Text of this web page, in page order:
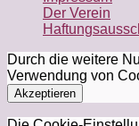
Der Verein
Durch die weitere
Verwendung von
Akzeptieren